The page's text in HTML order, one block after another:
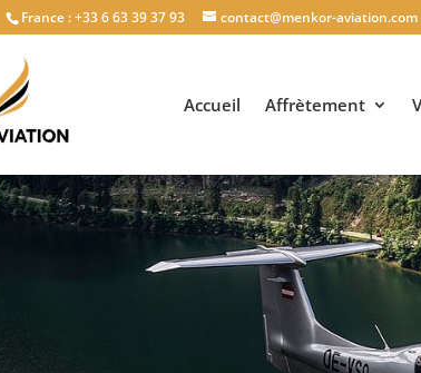
France : +33 6 63 39 37 93 contact@menkor-aviation.com
Accueil Affrètement